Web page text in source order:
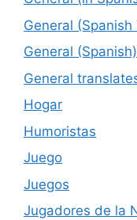
General
General
General
Hogar
Humoristas
Juego
Juegos
Jugadores de la